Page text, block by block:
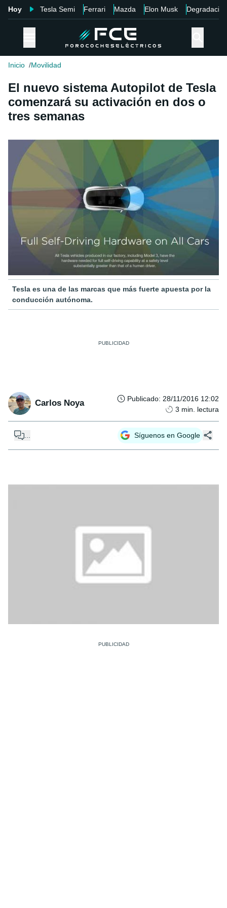
Hoy Tesla Semi Ferrari Mazda Elon Musk Degradación
Inicio Movilidad
El nuevo sistema Autopilot de Tesla
comenzará su activación en dos o
tres semanas
Tesla es una de las marcas que más fuerte apuesta por la
conducción autónoma.
Carlos Noya Publicado: 28/11/2016 12:02
3 min. lectura
Síguenos en Google